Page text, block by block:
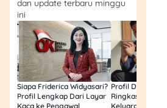
kebutuhan untuk transaksi
sehari-hari.
Dampak PPN 12% pada
Transaksi Elektronik ke
Kita
dan update terbaru minggu
ini
Siapa Friderica Widyasari?
Profil Lengkap Dari Layar
Kaca ke Pengawal
Profil Darma
Ringkas Latar
Keluarga dan